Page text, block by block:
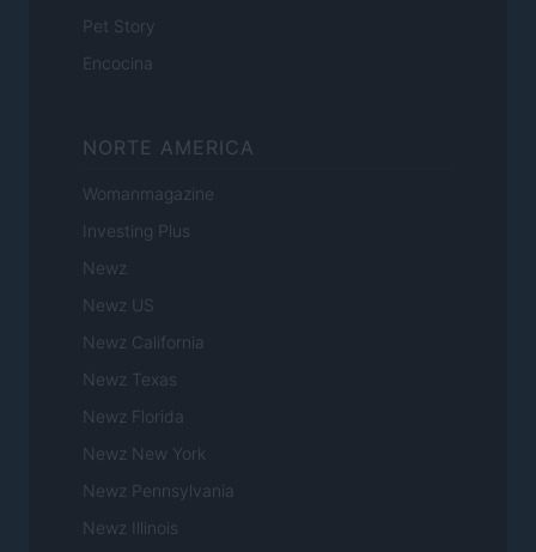
Pet Story
Encocina
NORTE AMERICA
Womanmagazine
Investing Plus
Newz
Newz US
Newz California
Newz Texas
Newz Florida
Newz New York
Newz Pennsylvania
Newz Illinois